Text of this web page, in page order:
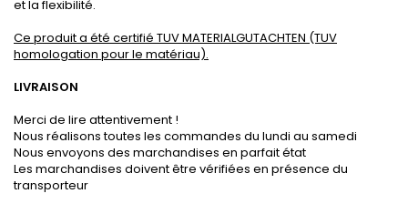
et la flexibilité.
Ce produit a été certifié TUV MATERIALGUTACHTEN (TUV
homologation pour le matériau).
LIVRAISON
Merci de lire attentivement !
Nous réalisons toutes les commandes du lundi au samedi
Nous envoyons des marchandises en parfait état
Les marchandises doivent être vérifiées en présence du
transporteur